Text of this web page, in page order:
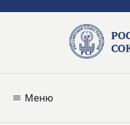
Меню